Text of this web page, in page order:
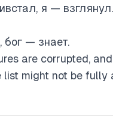
я —
бог — знает.
are corrupted,
list might not be fully